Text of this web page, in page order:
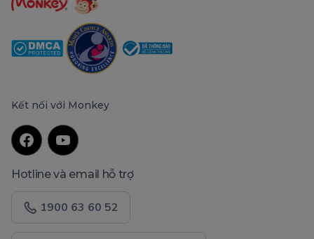
Kết nối với Monkey
Hotline và email hỗ trợ
1900 63 60 52